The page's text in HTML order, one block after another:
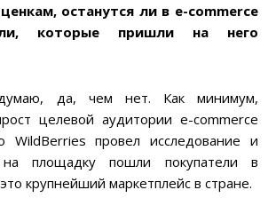
останутся ли в e-commerce
которые пришли на него
да, чем нет. Как минимум,
целевой аудитории e-commerce
WildBerries провел исследование и
площадку пошли покупатели в
крупнейший маркетплейс в стране.